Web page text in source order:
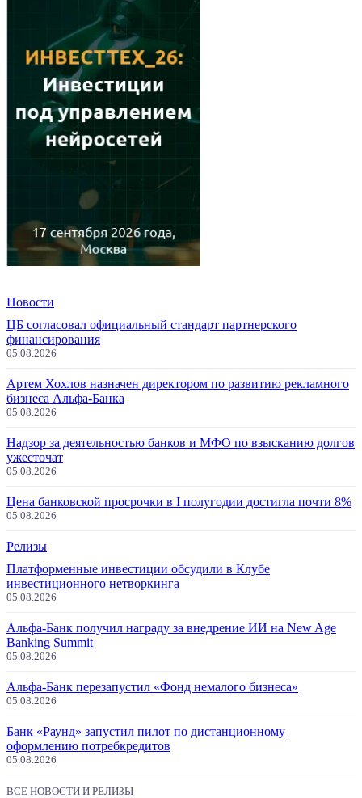
Новости
ЦБ согласовал официальный стандарт партнерского
финансирования
05.08.2026
Артем Хохлов назначен директором по развитию рекламного
бизнеса Альфа-Банка
05.08.2026
Надзор за деятельностью банков и МФО по взысканию долгов
ужесточат
05.08.2026
Цена банковской просрочки в I полугодии достигла почти 8%
05.08.2026
Релизы
Платформенные инвестиции обсудили в Клубе
инвестиционного нетворкинга
05.08.2026
Альфа-Банк получил награду за внедрение ИИ на New Age
Banking Summit
05.08.2026
Альфа-Банк перезапустил «Фонд немалого бизнеса»
05.08.2026
Банк «Раунд» запустил пилот по дистанционному
оформлению потребкредитов
05.08.2026
ВСЕ НОВОСТИ И РЕЛИЗЫ